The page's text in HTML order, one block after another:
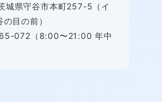
県守谷市本町257-5（イ
目の前）
072（8:00〜21:00 年中